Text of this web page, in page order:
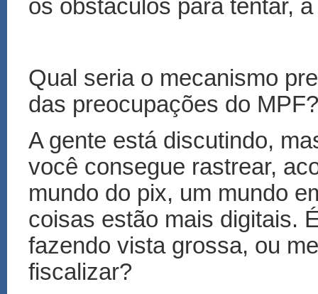
os obstáculos para tentar,
Qual seria o mecanismo
das preocupações do MPF?
A gente está discutindo,
você consegue rastrear,
mundo do pix, um mundo
coisas estão mais digitais.
fazendo vista grossa, ou
fiscalizar?